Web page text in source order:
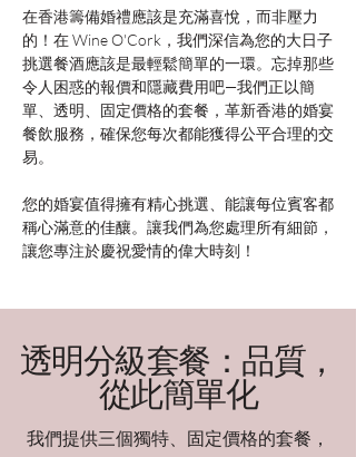
在香港籌備婚禮應該是充滿喜悅，而非壓力
的！在 Wine O'Cork，我們深信為您的大日子
挑選餐酒應該是最輕鬆簡單的一環。忘掉那些
令人困惑的報價和隱藏費用吧—我們正以簡
單、透明、固定價格的套餐，革新香港的婚宴
餐飲服務，確保您每次都能獲得公平合理的交
易。
您的婚宴值得擁有精心挑選、能讓每位賓客都
稱心滿意的佳釀。讓我們為您處理所有細節，
讓您專注於慶祝愛情的偉大時刻！
透明分級套餐：品質，
從此簡單化
我們提供三個獨特、固定價格的套餐，